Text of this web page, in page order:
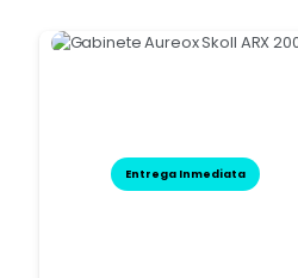
Entrega Inmediata